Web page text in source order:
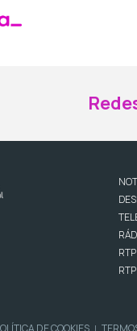
DE COOKIES |